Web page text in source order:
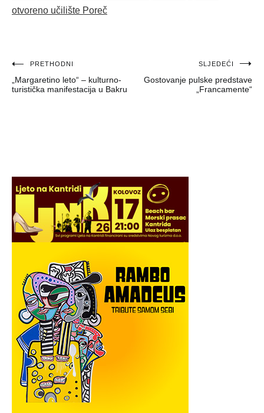
otvoreno učilište Poreč
Navigacija
objava
PRETHODNI
„Margaretino leto“ – kulturno-
turistička manifestacija u Bakru
SLJEDEĆI
Gostovanje pulske predstave
„Francamente“